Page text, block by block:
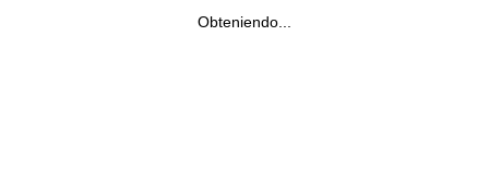
Obteniendo...